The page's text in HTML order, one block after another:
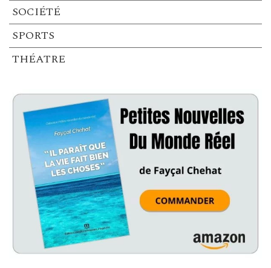
SOCIÉTÉ
SPORTS
THÉATRE